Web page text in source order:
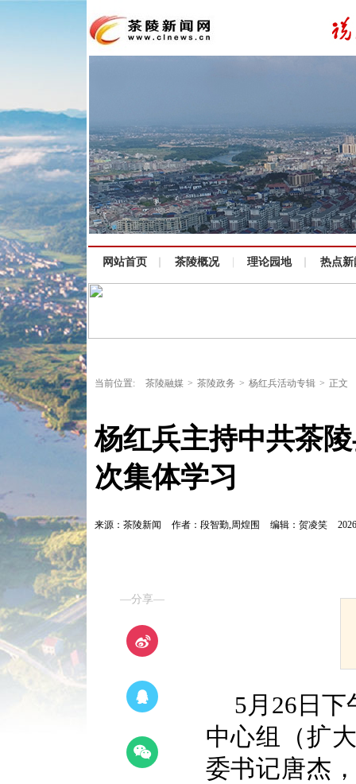
网站首页 茶陵概况 理论园地 热点新
当前位置: 茶陵融媒 > 茶陵政务 > 杨红兵活动专辑 > 正文
杨红兵主持中共茶
次集体学习
来源：茶陵新闻 作者：段智勤,周煌围 编辑：贺凌笑
—分享—
5月26日
中心组（扩
委书记唐杰